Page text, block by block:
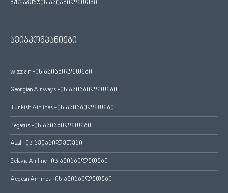
ბუდაპეშტის ავიაბილეთები
ავიაკომპანიები
wizz air -ის ავიაბილეთები
Georgian Airways -ის ავიაბილეთები
Turkish Airlines -ის ავიაბილეთები
Pegasus -ის ავიაბილეთები
Azal -ის ავიაბილეთები
Belavia Airline -ის ავიაბილეთები
Aegean Airlines -ის ავიაბილეთები